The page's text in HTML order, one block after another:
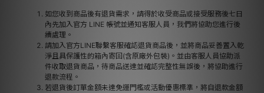
如您收到商品後有退貨需求，請得於收受商品或接受服務後七日
內先加入官方 LINE 帳號並通知客服人員，我們將協助您進行後
續處理。
請加入官方LINE聯繫客服確認退貨商品後，並將商品妥善置入乾
淨且具保護性的箱內寄回(含原廠外包裝)。並由客服人員協助派
件收取退貨商品，待商品送達並確認完整性無誤後，將協助進行
退款流程。
若退貨後訂單金額未達免運門檻或活動優惠標準，將自退款金額